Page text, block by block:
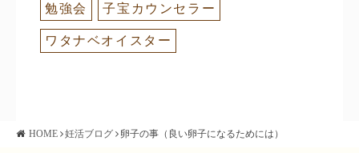
勉強会 子宝カウンセラー
ワタナベオイスター
HOME 妊活ブログ 卵子の事（良い卵子になるためには）